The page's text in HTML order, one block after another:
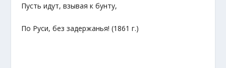
Пусть идут, взывая к бунту,
По Руси, без задержанья! (1861 г.)